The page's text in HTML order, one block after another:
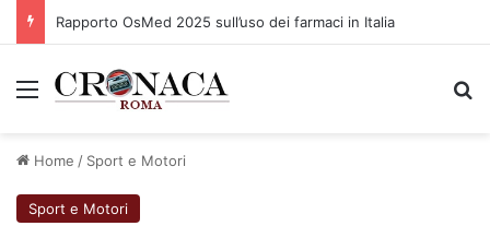
Rapporto OsMed 2025 sull’uso dei farmaci in Italia
Menu
Home / Sport e Motori
Sport e Motori